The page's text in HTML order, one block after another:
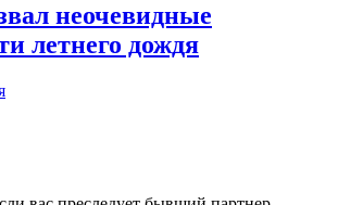
неочевидные
летнего дождя